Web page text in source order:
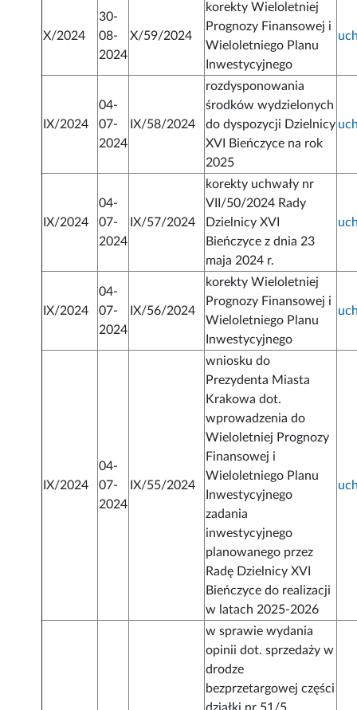
X/2024
30-
08-
2024
X/59/2024
korekty Wieloletniej
Prognozy Finansowej i
Wieloletniego Planu
Inwestycyjnego
IX/2024
04-
07-
2024
IX/58/2024
rozdysponowania
środków wydzielonych
do dyspozycji Dzielnicy
XVI Bieńczyce na rok
2025
IX/2024
04-
07-
2024
IX/57/2024
korekty uchwały nr
VII/50/2024 Rady
Dzielnicy XVI
Bieńczyce z dnia 23
maja 2024 r.
IX/2024
04-
07-
2024
IX/56/2024
korekty Wieloletniej
Prognozy Finansowej i
Wieloletniego Planu
Inwestycyjnego
IX/2024
04-
07-
2024
IX/55/2024
wniosku do
Prezydenta Miasta
Krakowa dot.
wprowadzenia do
Wieloletniej Prognozy
Finansowej i
Wieloletniego Planu
Inwestycyjnego
zadania
inwestycyjnego
planowanego przez
Radę Dzielnicy XVI
Bieńczyce do realizacji
w latach 2025-2026
w sprawie wydania
opinii dot. sprzedaży w
drodze
bezprzetargowej części